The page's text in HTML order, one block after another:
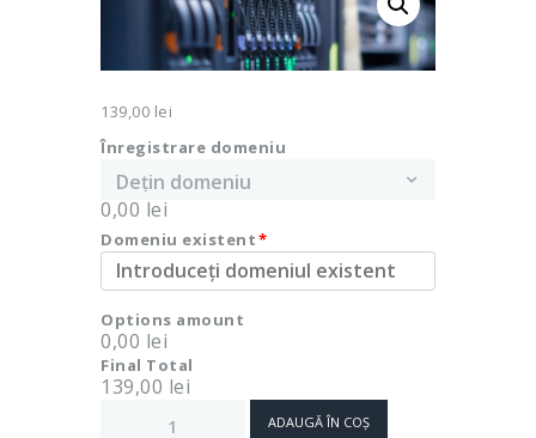
139,00 lei
Înregistrare domeniu
0,00 lei
Domeniu existent*
Options amount
0,00 lei
Final Total
139,00 lei
ADAUGĂ ÎN COȘ